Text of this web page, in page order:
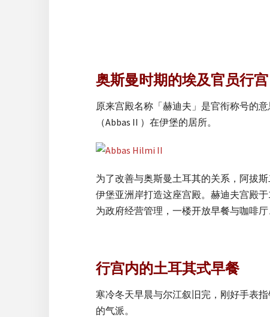
奥斯曼时期的埃及官员行宫
原来宫殿名称「赫迪夫」是官衔称号的
（Abbas II ）在伊堡的居所。
为了改善与奥斯曼土耳其的关系，阿拔
伊堡亚洲岸打造这座宫殿。赫迪夫宫殿
为政府经营管理，一楼开放早餐与咖啡
行宫内的土耳其式早餐
寒冷冬天早晨与尔江叙旧完，刚好手表
的气派。